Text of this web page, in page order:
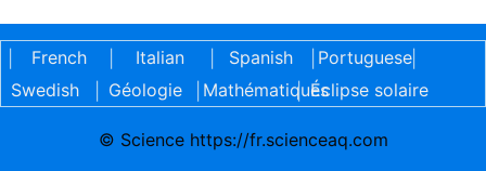
French Italian Spanish Portuguese|
Swedish
Géologie Mathématiques
| Éclipse solaire
© Science https://fr.scienceaq.com